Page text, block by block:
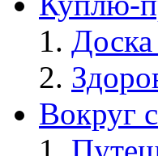
Вокруг